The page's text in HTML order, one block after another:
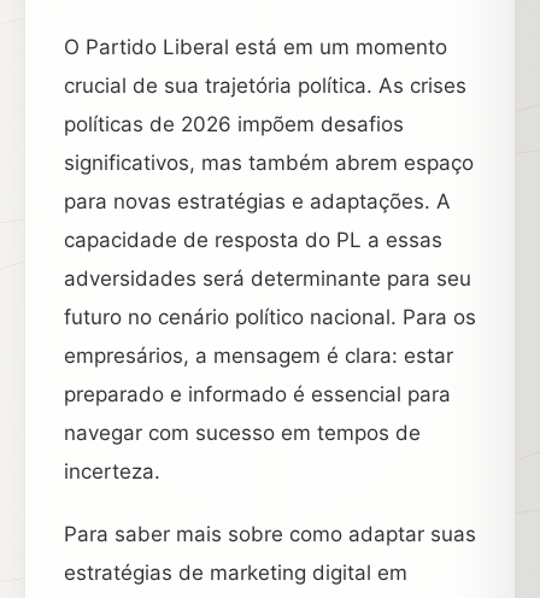
O Partido Liberal está em um momento
crucial de sua trajetória política. As crises
políticas de 2026 impõem desafios
significativos, mas também abrem espaço
para novas estratégias e adaptações. A
capacidade de resposta do PL a essas
adversidades será determinante para seu
futuro no cenário político nacional. Para os
empresários, a mensagem é clara: estar
preparado e informado é essencial para
navegar com sucesso em tempos de
incerteza.
Para saber mais sobre como adaptar suas
estratégias de marketing digital em